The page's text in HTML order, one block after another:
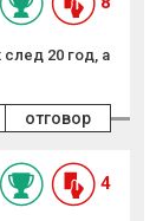
20 год, а
отговор
4